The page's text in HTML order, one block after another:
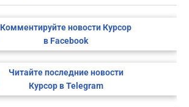
Комментируйте новости Курсор
в Facebook
Читайте последние новости
Курсор в Telegram